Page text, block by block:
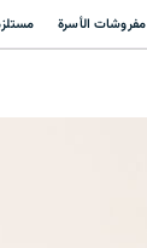
مفروشات الأسرة